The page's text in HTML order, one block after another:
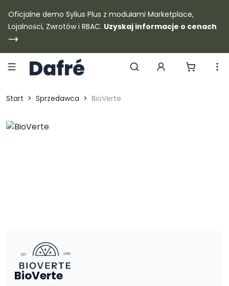
Dafre
Oficjalne demo Sylius Plus z modułami Marketplace,
Lojalności, Zwrotów i RBAC. Uzyskaj informacje o cenach
Start
Sprzedawca BioVerte
BioVerte